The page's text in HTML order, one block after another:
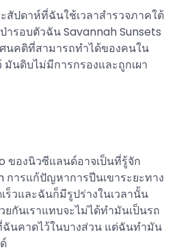
สัปดาห์ที่ฉันใช้เวลาสำรวจภาคใต้
ารอบตัวฉัน Savannah Sunsets
นคติที่สามารถทำได้ของคนใน
นดิบไม่มีการกรองและถูกเผา
ของนิวซีแลนด์อาจเป็นที่รู้จัก
การแก้ปัญหาการปีนเขาระยะทาง
ร็วและฉันก็มีรูปร่างในเวลานั้น
กันเราแทบจะไม่ได้ทำมันเป็นรถ
นคาดไว้ในบางส่วน แต่ฉันทำมัน